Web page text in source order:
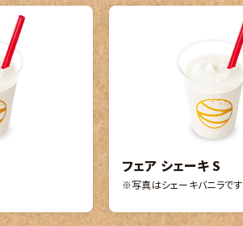
フェア シェーキ S
※写真はシェーキバニラです